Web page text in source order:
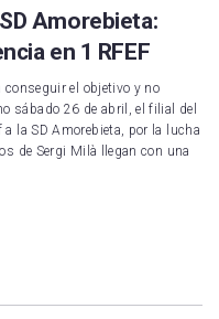
Amorebieta:
en 1 RFEF
el objetivo y no
sábado 26 de abril, el filial del
la SD Amorebieta, por la lucha
de Sergi Milà llegan con una